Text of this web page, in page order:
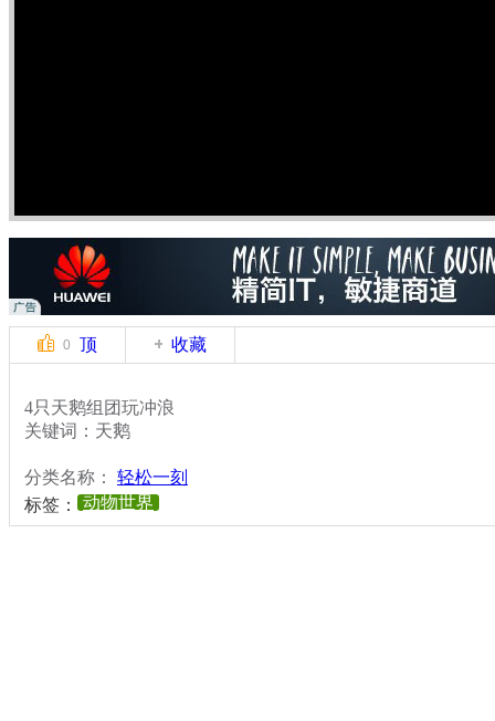
0 顶 收藏
4只天鹅组团玩冲浪
关键词：天鹅
分类名称： 轻松一刻
标签：
动物世界